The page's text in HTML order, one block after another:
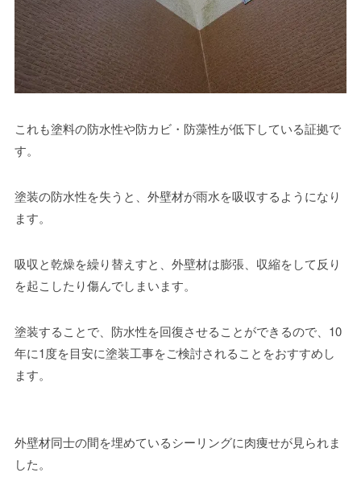
これも塗料の防水性や防カビ・防藻性が低下している証拠で
す。
塗装の防水性を失うと、外壁材が雨水を吸収するようになり
ます。
吸収と乾燥を繰り替えすと、外壁材は膨張、収縮をして反り
を起こしたり傷んでしまいます。
塗装することで、防水性を回復させることができるので、10
年に1度を目安に塗装工事をご検討されることをおすすめし
ます。
外壁材同士の間を埋めているシーリングに肉痩せが見られま
した。